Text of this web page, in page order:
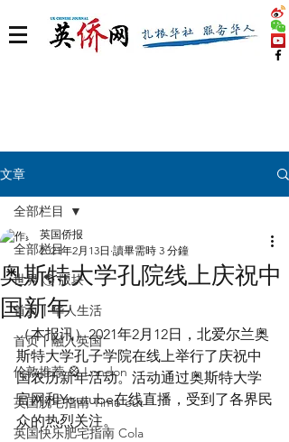
文章
全部栏目
世界 🌎 版块
首页丨华人生活
首页丨融入英国
伦敦推荐 🎡 London
英国脱宅指南 Time out
英国快乐肥宅指南 Cola
全部栏目
奥斯特大学孔院线上庆祝中
国新年
英国侨报
2021年2月13日 讀畢需時 3 分鐘
（本报讯）2021年2月12日，北爱尔兰奥
斯特大学孔子学院在线上举行了庆祝中
国农历新年活动。活动通过奥斯特大学
官网和Youtube在线直播，受到了各界民
众的热烈关注。